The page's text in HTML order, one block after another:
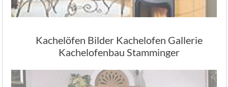
Kachelöfen Bilder Kachelofen Gallerie
Kachelofenbau Stamminger